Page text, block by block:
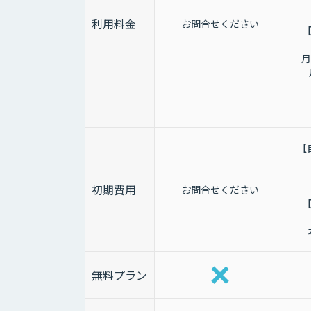
利用料金 お問合せください
初期費用 お問合せください
無料プラン